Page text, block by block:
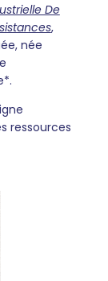
De
,
née
ressources